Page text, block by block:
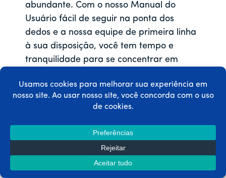
abundante. Com o nosso Manual do
Usuário fácil de seguir na ponta dos
dedos e a nossa equipe de primeira linha
à sua disposição, você tem tempo e
tranquilidade para se concentrar em
de bugs.